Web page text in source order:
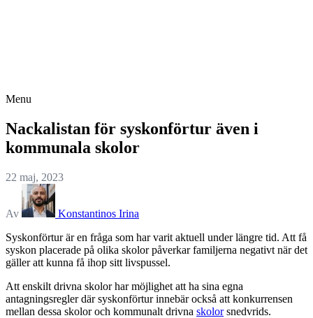
Menu
Nackalistan för syskonförtur även i
kommunala skolor
22 maj, 2023
Av
Konstantinos Irina
Syskonförtur är en fråga som har varit aktuell under längre tid. Att få
syskon placerade på olika skolor påverkar familjerna negativt när det
gäller att kunna få ihop sitt livspussel.
Att enskilt drivna skolor har möjlighet att ha sina egna
antagningsregler där syskonförtur innebär också att konkurrensen
mellan dessa skolor och kommunalt drivna skolorsnedvrids.